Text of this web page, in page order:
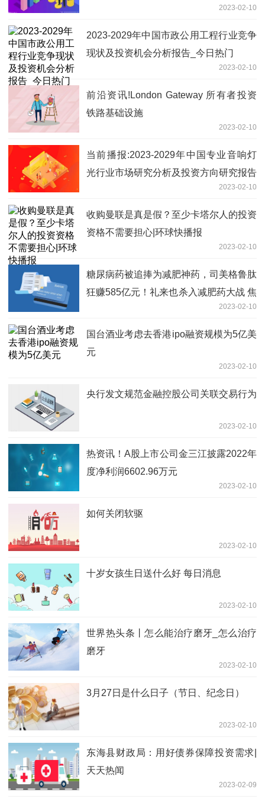
2023-02-10
2023-2029年中国市政公用工程行业竞争
现状及投资机会分析报告_今日热门
2023-02-10
前沿资讯!London Gateway 所有者投资
铁路基础设施
2023-02-10
当前播报:2023-2029年中国专业音响灯
光行业市场研究分析及投资方向研究报告
2023-02-10
收购曼联是真是假？至少卡塔尔人的投资
资格不需要担心|环球快播报
2023-02-10
糖尿病药被追捧为减肥神药，司美格鲁肽
狂赚585亿元！礼来也杀入减肥药大战 焦
2023-02-10
国台酒业考虑去香港ipo融资规模为5亿美
元
2023-02-10
央行发文规范金融控股公司关联交易行为
2023-02-10
热资讯！A股上市公司金三江披露2022年
度净利润6602.96万元
2023-02-10
如何关闭软驱
2023-02-10
十岁女孩生日送什么好 每日消息
2023-02-10
世界热头条丨怎么能治疗磨牙_怎么治疗
磨牙
2023-02-10
3月27日是什么日子（节日、纪念日）
2023-02-10
东海县财政局：用好债券保障投资需求|
天天热闻
2023-02-09